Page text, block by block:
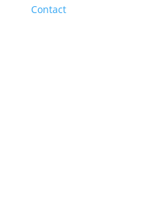
Contact